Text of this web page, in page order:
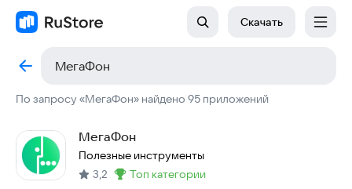
Скачать
По запросу «МегаФон» найдено 95 приложений
МегаФон
Полезные инструменты
3,2
Метка:
топ категории